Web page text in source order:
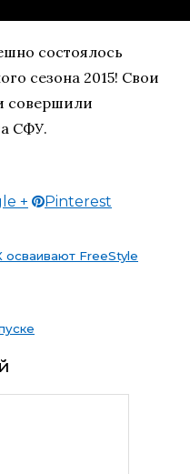
состоялось
сезона 2015! Свои
совершили
СФУ.
+ Pinterest
FreeStyle